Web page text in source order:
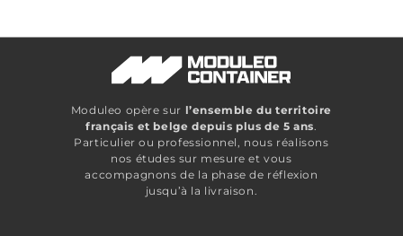
Moduleo opère sur l’ensemble du territoire
français et belge depuis plus de 5 ans.
Particulier ou professionnel, nous réalisons
nos études sur mesure et vous
accompagnons de la phase de réflexion
jusqu’à la livraison.